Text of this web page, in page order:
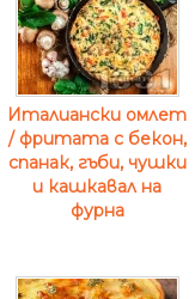
Италиански омлет
/ фритата с бекон,
спанак, гъби, чушки
и кашкавал на
фурна